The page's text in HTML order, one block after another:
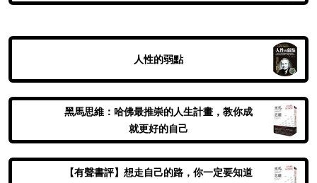
书及更多有声书
人性的弱點
黑馬思維：哈佛最推崇的人生計畫，教你成
就更好的自己
【有聲書評】想走自己的路，你一定要知道